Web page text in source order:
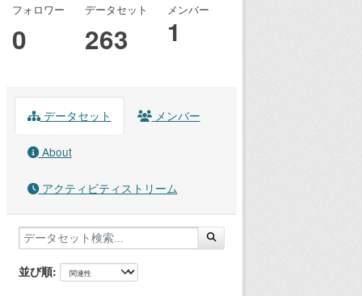
フォロワー
0
データセット
263
メンバー
1
データセット メンバー
About
アクティビティストリーム
並び順